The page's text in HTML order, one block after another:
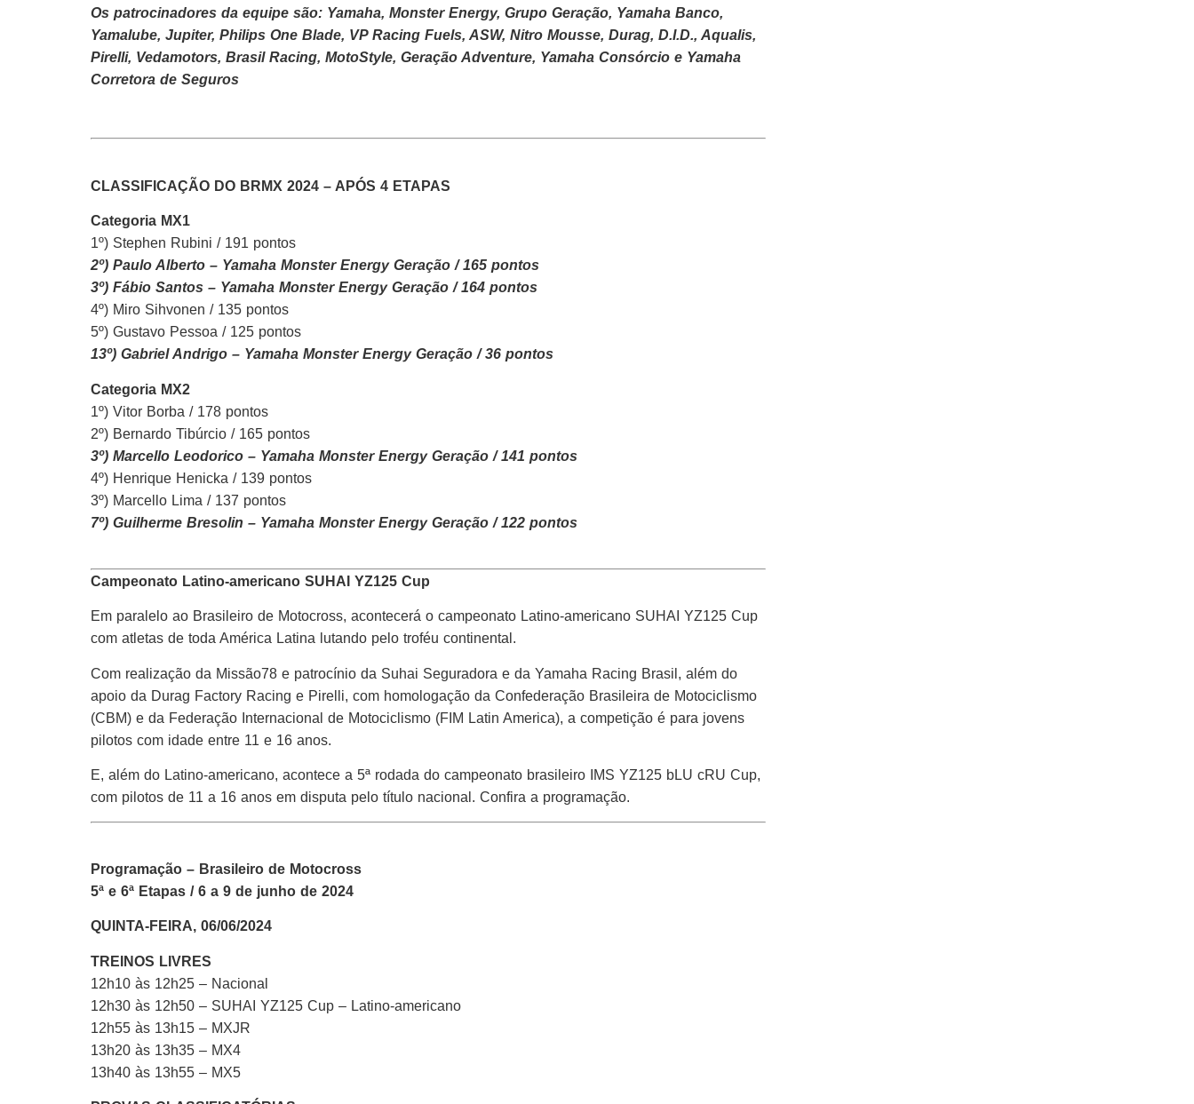
Os patrocinadores da equipe são: Yamaha, Monster Energy, Grupo Geração, Yamaha Banco,
Yamalube, Jupiter, Philips One Blade, VP Racing Fuels, ASW, Nitro Mousse, Durag, D.I.D., Aqualis,
Pirelli, Vedamotors, Brasil Racing, MotoStyle, Geração Adventure, Yamaha Consórcio e Yamaha
Corretora de Seguros
CLASSIFICAÇÃO DO BRMX 2024 – APÓS 4 ETAPAS
Categoria MX1
1º) Stephen Rubini / 191 pontos
2º) Paulo Alberto – Yamaha Monster Energy Geração / 165 pontos
3º) Fábio Santos – Yamaha Monster Energy Geração / 164 pontos
4º) Miro Sihvonen / 135 pontos
5º) Gustavo Pessoa / 125 pontos
13º) Gabriel Andrigo – Yamaha Monster Energy Geração / 36 pontos
Categoria MX2
1º) Vitor Borba / 178 pontos
2º) Bernardo Tibúrcio / 165 pontos
3º) Marcello Leodorico – Yamaha Monster Energy Geração / 141 pontos
4º) Henrique Henicka / 139 pontos
3º) Marcello Lima / 137 pontos
7º) Guilherme Bresolin – Yamaha Monster Energy Geração / 122 pontos
Campeonato Latino-americano SUHAI YZ125 Cup
Em paralelo ao Brasileiro de Motocross, acontecerá o campeonato Latino-americano SUHAI YZ125 Cup
com atletas de toda América Latina lutando pelo troféu continental.
Com realização da Missão78 e patrocínio da Suhai Seguradora e da Yamaha Racing Brasil, além do
apoio da Durag Factory Racing e Pirelli, com homologação da Confederação Brasileira de Motociclismo
(CBM) e da Federação Internacional de Motociclismo (FIM Latin America), a competição é para jovens
pilotos com idade entre 11 e 16 anos.
E, além do Latino-americano, acontece a 5ª rodada do campeonato brasileiro IMS YZ125 bLU cRU Cup,
com pilotos de 11 a 16 anos em disputa pelo título nacional. Confira a programação.
Programação – Brasileiro de Motocross
5ª e 6ª Etapas / 6 a 9 de junho de 2024
QUINTA-FEIRA, 06/06/2024
TREINOS LIVRES
12h10 às 12h25 – Nacional
12h30 às 12h50 – SUHAI YZ125 Cup – Latino-americano
12h55 às 13h15 – MXJR
13h20 às 13h35 – MX4
13h40 às 13h55 – MX5